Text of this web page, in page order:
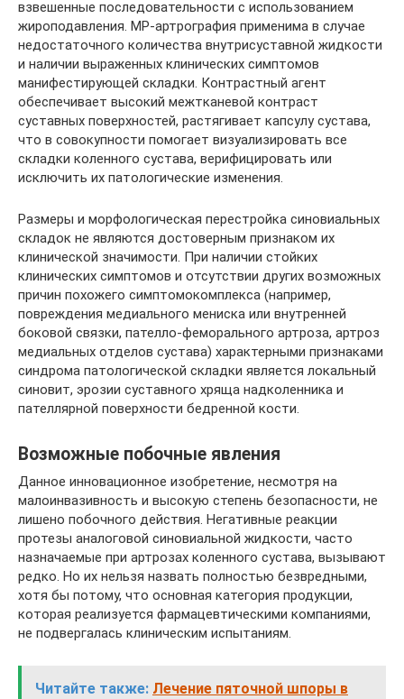
взвешенные последовательности с использованием
жироподавления. МР-артрография применима в случае
недостаточного количества внутрисуставной жидкости
и наличии выраженных клинических симптомов
манифестирующей складки. Контрастный агент
обеспечивает высокий межтканевой контраст
суставных поверхностей, растягивает капсулу сустава,
что в совокупности помогает визуализировать все
складки коленного сустава, верифицировать или
исключить их патологические изменения.
Размеры и морфологическая перестройка синовиальных
складок не являются достоверным признаком их
клинической значимости. При наличии стойких
клинических симптомов и отсутствии других возможных
причин похожего симптомокомплекса (например,
повреждения медиального мениска или внутренней
боковой связки, пателло-феморального артроза, артроз
медиальных отделов сустава) характерными признаками
синдрома патологической складки является локальный
синовит, эрозии суставного хряща надколенника и
пателлярной поверхности бедренной кости.
Возможные побочные явления
Данное инновационное изобретение, несмотря на
малоинвазивность и высокую степень безопасности, не
лишено побочного действия. Негативные реакции
протезы аналоговой синовиальной жидкости, часто
назначаемые при артрозах коленного сустава, вызывают
редко. Но их нельзя назвать полностью безвредными,
хотя бы потому, что основная категория продукции,
которая реализуется фармацевтическими компаниями,
не подвергалась клиническим испытаниям.
Читайте также: Лечение пяточной шпоры в